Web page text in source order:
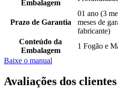
Embalagem
Prazo de Garantia
01 ano (3
meses de
fabricante)
Conteúdo da
Embalagem
1 Fogão e
Baixe o manual
Avaliações dos clientes